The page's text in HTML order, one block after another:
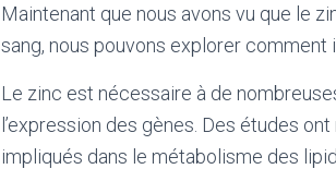
Maintenant que nous avons vu que le
sang, nous pouvons explorer comment
Le zinc est nécessaire à de
l’expression des gènes. Des études
impliqués dans le métabolisme des